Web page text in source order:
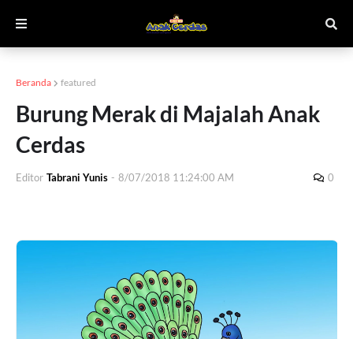
Beranda featured
Burung Merak di Majalah Anak
Cerdas
Editor Tabrani Yunis - 8/07/2018 11:24:00 AM 0